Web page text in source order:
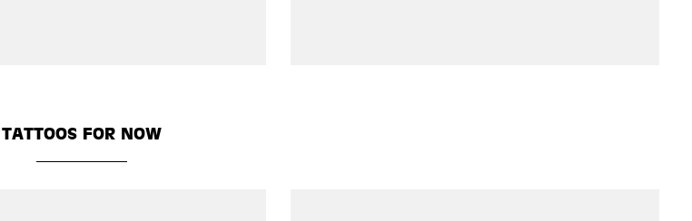
TATTOOS FOR NOW